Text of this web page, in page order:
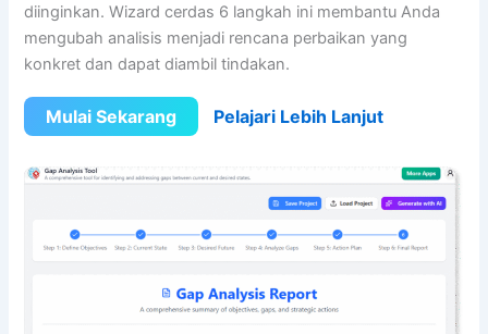
diinginkan. Wizard cerdas 6 langkah ini membantu Anda
mengubah analisis menjadi rencana perbaikan yang
konkret dan dapat diambil tindakan.
Mulai Sekarang Pelajari Lebih Lanjut